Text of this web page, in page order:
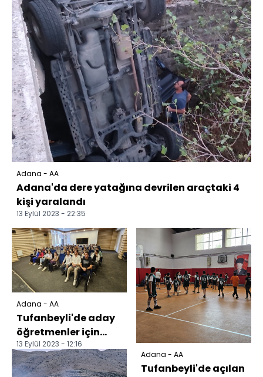
Adana - AA
Adana'da dere yatağına devrilen araçtaki 4
kişi yaralandı
13 Eylül 2023 - 22:35
Adana - AA
Tufanbeyli'de aday
öğretmenler için
uyum eğitimi
başladı
13 Eylül 2023 - 12:16
Adana - AA
Tufanbeyli'de açılan